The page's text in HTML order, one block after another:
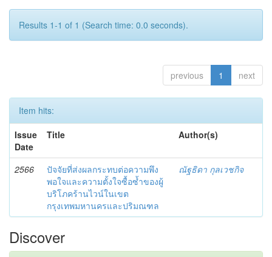
Results 1-1 of 1 (Search time: 0.0 seconds).
previous 1 next
Item hits:
Issue
Date
Title Author(s)
2566
ปัจจัยที่ส่งผลกระทบต่อความพึง
พอใจและความตั้งใจซื้อซ้ำของผู้
บริโภคร้านไวน์ในเขต
กรุงเทพมหานครและปริมณฑล
ณัฐธิดา กุลเวชกิจ
Discover